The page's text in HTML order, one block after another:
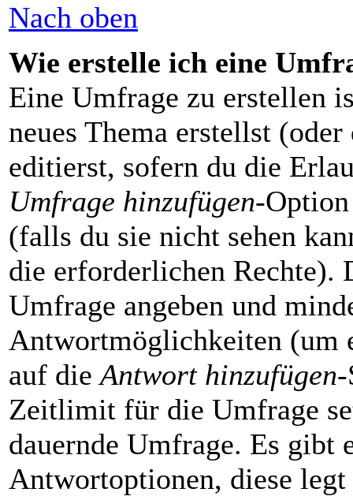
Nach oben
Wie erstelle ich eine
Eine Umfrage zu erstellen
neues Thema erstellst
editierst, sofern du die
Umfrage hinzufügen-
(falls du sie nicht sehen
die erforderlichen Rechte).
Umfrage angeben und
Antwortmöglichkeiten (um
auf dieAntwort hinzufügen
Zeitlimit für die Umfrage
dauernde Umfrage. Es gibt
Antwortoptionen, diese